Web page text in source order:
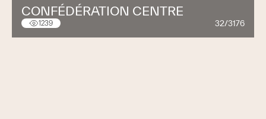
CONFÉDÉRATION CENTRE
1239 32/3176